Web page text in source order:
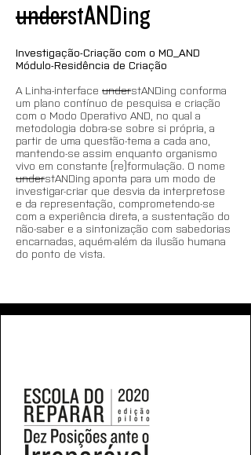
understANDing
Investigação-Criação com o MO_AND
Módulo-Residência de Criação
A Linha-interface understANDing conforma
um plano contínuo de pesquisa e criação
com o Modo Operativo AND, no qual a
metodologia dobra-se sobre si própria, a
partir de uma questão-tema a cada ano,
mantendo-se assim enquanto organismo
vivo em constante (re)formulação. O nome
understANDing aponta para um modo de
investigar-criar que desvia da interpretose
e da representação, comprometendo-se
com a experiência direta, a sustentação do
não-saber e a sintonização com sabedorias
encarnadas, aquém-além da ilusão humana
do ponto de vista.